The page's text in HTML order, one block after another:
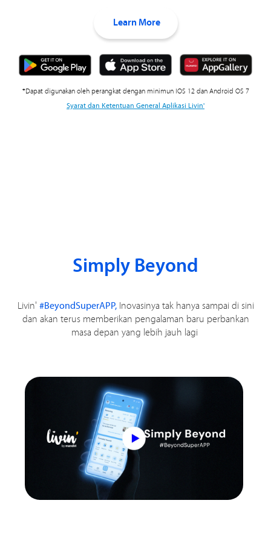
Learn More
*Dapat digunakan oleh perangkat dengan minimun IOS 12 dan Android OS 7
Syarat dan Ketentuan General Aplikasi Livin'
Simply Beyond
Livin' #BeyondSuperAPP,Inovasinya tak hanya sampai di sini
dan akan terus memberikan pengalaman baru perbankan
masa depan yang lebih jauh lagi